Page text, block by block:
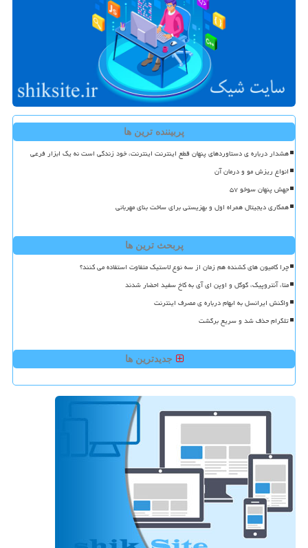
پربیننده ترین ها
هشدار درباره ی دستاوردهای پنهان قطع اینترنت اینترنت، خود زندگی است نه یک ابزار فرعی
انواع ریزش مو و درمان آن
جهش پنهان سوخو ۵۷
همکاری دیجیتال همراه اول و بهزیستی برای ساخت بنای مهربانی
پربحث ترین ها
چرا کامیون های کشنده هم زمان از سه نوع لاستیک متفاوت استفاده می کنند؟
متا، آنتروپیک، گوگل و اوپن ای آی به کاخ سفید احضار شدند
واکنش ایرانسل به ابهام درباره ی مصرف اینترنت
تلگرام حذف شد و سریع برگشت
جدیدترین ها